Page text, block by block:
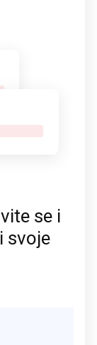
se i
svoje